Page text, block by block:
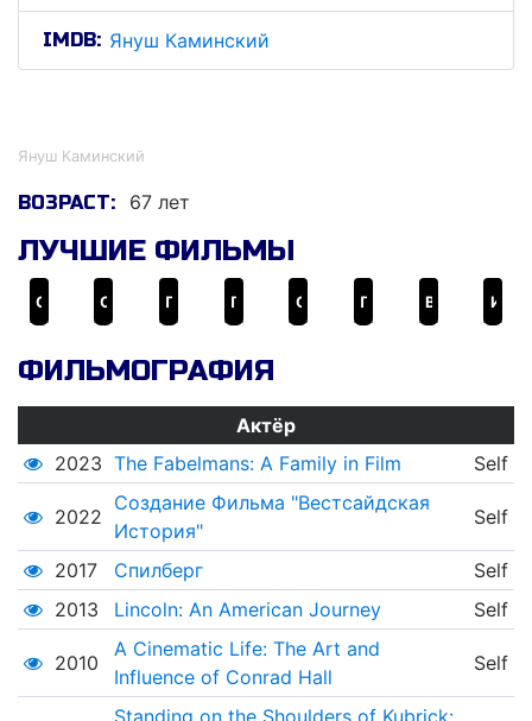
IMDB: Януш Каминский
Януш Каминский
ВОЗРАСТ: 67 лет
ЛУЧШИЕ ФИЛЬМЫ
ФИЛЬМОГРАФИЯ
Актёр
2023 The Fabelmans: A Family in Film Self
2022
Создание Фильма "Вестсайдская
История"
Self
2017 Спилберг
Self
2013
Lincoln: An American Journey Self
2010
A Cinematic Life: The Art and
Influence of Conrad Hall
Self